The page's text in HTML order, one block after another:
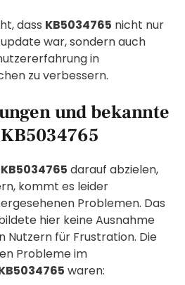
dass KB5034765 nicht nur
war, sondern auch
in
zu verbessern.
und bekannte
KB5034765 darauf abzielen,
kommt es leider
Problemen. Das
hier keine Ausnahme
Nutzern für Frustration. Die
Probleme im
waren: